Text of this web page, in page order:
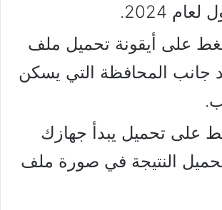
2024.
على أيقونة تحميل ملف
جانب المحافظة التي يسكن
على تحميل يبدأ جهازك
النتيجة في صورة ملف